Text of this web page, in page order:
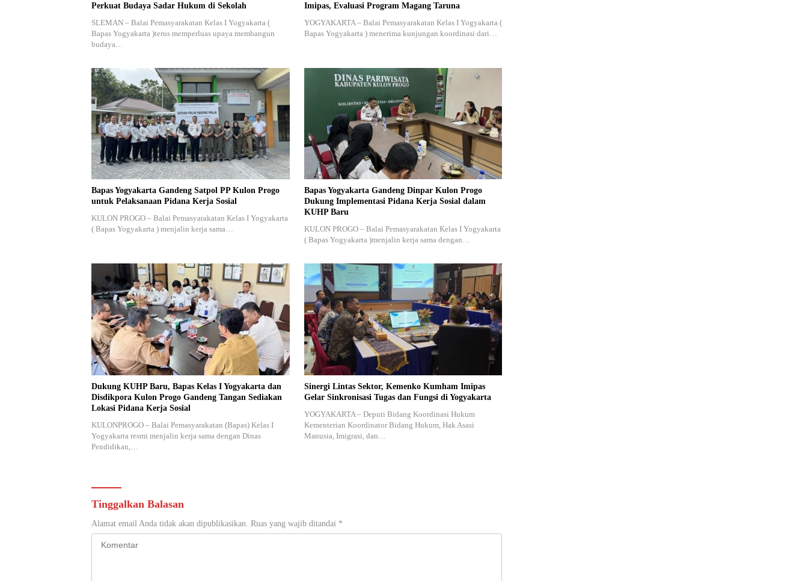
Perkuat Budaya Sadar Hukum di Sekolah
SLEMAN – Balai Pemasyarakatan Kelas I Yogyakarta (
Bapas Yogyakarta )terus memperluas upaya membangun
budaya…
Imipas, Evaluasi Program Magang Taruna
YOGYAKARTA – Balai Pemasyarakatan Kelas I Yogyakarta (
Bapas Yogyakarta ) menerima kunjungan koordinasi dari…
Bapas Yogyakarta Gandeng Satpol PP Kulon Progo
untuk Pelaksanaan Pidana Kerja Sosial
KULON PROGO – Balai Pemasyarakatan Kelas I Yogyakarta
( Bapas Yogyakarta ) menjalin kerja sama…
Bapas Yogyakarta Gandeng Dinpar Kulon Progo
Dukung Implementasi Pidana Kerja Sosial dalam
KUHP Baru
KULON PROGO – Balai Pemasyarakatan Kelas I Yogyakarta
( Bapas Yogyakarta )menjalin kerja sama dengan…
Dukung KUHP Baru, Bapas Kelas I Yogyakarta dan
Disdikpora Kulon Progo Gandeng Tangan Sediakan
Lokasi Pidana Kerja Sosial
KULONPROGO – Balai Pemasyarakatan (Bapas) Kelas I
Yogyakarta resmi menjalin kerja sama dengan Dinas
Pendidikan,…
Sinergi Lintas Sektor, Kemenko Kumham Imipas
Gelar Sinkronisasi Tugas dan Fungsi di Yogyakarta
YOGYAKARTA – Deputi Bidang Koordinasi Hukum
Kementerian Koordinator Bidang Hukum, Hak Asasi
Manusia, Imigrasi, dan…
Tinggalkan Balasan
Alamat email Anda tidak akan dipublikasikan. Ruas yang wajib ditandai *